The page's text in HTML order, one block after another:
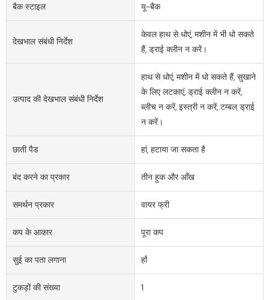
बैक स्टाइल यू-बैक
देखभाल संबंधी निर्देश
केवल हाथ से धोएं, मशीन में भी धो सकते
हैं, ड्राई क्लीन न करें।
उत्पाद की देखभाल संबंधी निर्देश
हाथ से धोएं, मशीन में धो सकते हैं, सुखाने
के लिए लटकाएं, ड्राई क्लीन न करें,
ब्लीच न करें, इस्त्री न करें, टम्बल ड्राई
न करें।
छाती पैड हां, हटाया जा सकता है
बंद करने का प्रकार तीन हुक और आँख
समर्थन प्रकार वायर फ्री
कप के आकार पूरा कप
सुई का पता लगाना हाँ
टुकड़ों की संख्या 1